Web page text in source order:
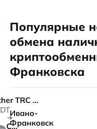
Популярные
обмена
Франковска
Tether TRC 20
Cash
Ивано-
Франковск